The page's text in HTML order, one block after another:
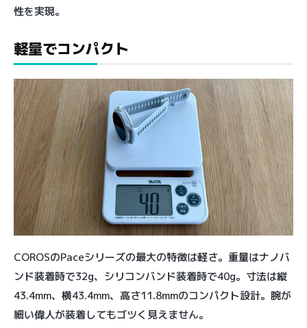
性を実現。
軽量でコンパクト
COROSのPaceシリーズの最大の特徴は軽さ。重量はナノバ
ンド装着時で32g、シリコンバンド装着時で40g。寸法は縦
43.4mm、横43.4mm、高さ11.8mmのコンパクト設計。腕が
細い偉人が装着してもゴツく見えません。